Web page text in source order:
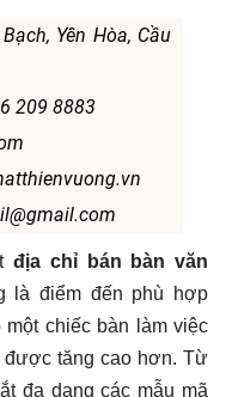
Yên Hòa, Cầu
209 8883
địa chỉ bán bàn văn
là điểm đến phù hợp
chiếc bàn làm việc
được tăng cao hơn. Từ
đa dạng các mẫu mã